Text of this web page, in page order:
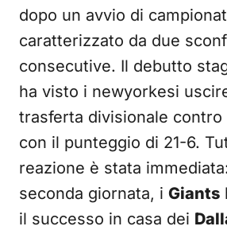
dopo un avvio di
caratterizzato da due
consecutive. Il debutto
ha visto i newyorkesi
trasferta divisionale contro
con il punteggio di 21-6.
reazione è stata
seconda giornata, i Giants
il successo in casa dei